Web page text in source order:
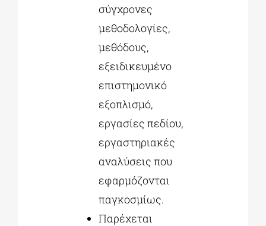
σύγχρονες
μεθοδολογίες,
μεθόδους,
εξειδικευμένο
επιστημονικό
εξοπλισμό,
εργασίες πεδίου,
εργαστηριακές
αναλύσεις που
εφαρμόζονται
παγκοσμίως.
Παρέχεται